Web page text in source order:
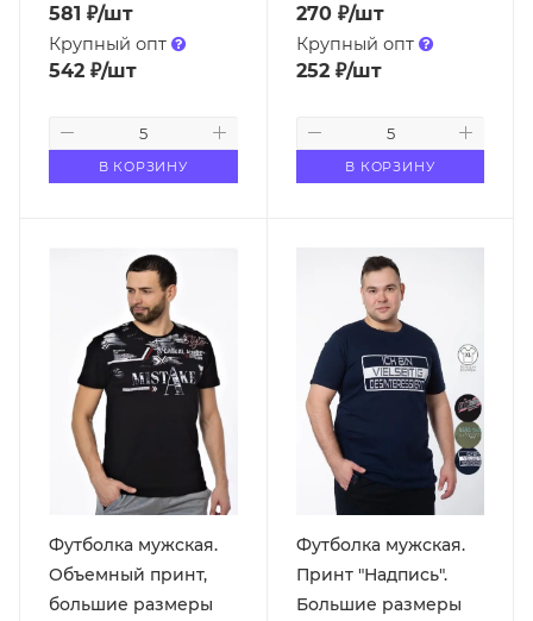
581 ₽/шт
Крупный опт
542 ₽/шт
В КОРЗИНУ
270₽/шт
Крупный опт
252₽/шт
В КОРЗИНУ
Футболка мужская.
Объемный принт,
большие размеры
Футболка мужская.
Принт "Надпись".
Большие размеры